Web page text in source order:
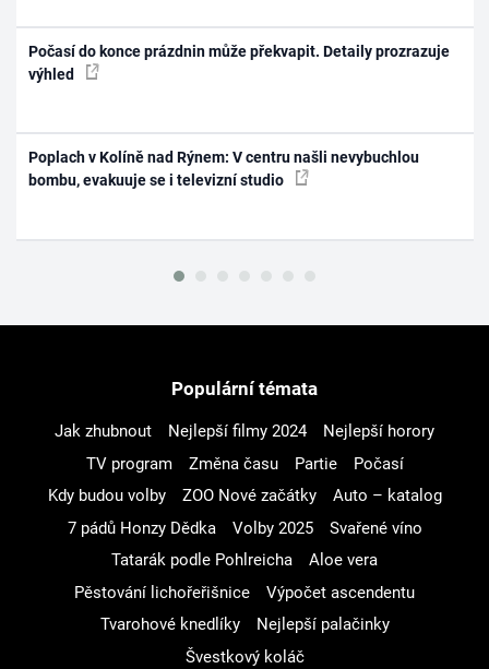
Počasí do konce prázdnin může překvapit. Detaily prozrazuje
výhled
Poplach v Kolíně nad Rýnem: V centru našli nevybuchlou
bombu, evakuuje se i televizní studio
Populární témata
Jak zhubnout Nejlepší filmy 2024
Nejlepší horory
TV program
Změna času Partie
Počasí
Kdy budou volby
ZOO Nové začátky
Auto – katalog
7 pádů Honzy Dědka
Volby 2025
Svařené víno
Tatarák podle Pohlreicha
Aloe vera
Pěstování lichořeřišnice
Výpočet ascendentu
Tvarohové knedlíky
Nejlepší palačinky
Švestkový koláč